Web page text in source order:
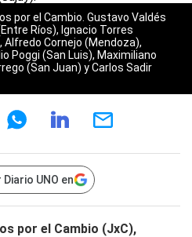
por el Cambio. Gustavo Valdés
Ríos), Ignacio Torres
Alfredo Cornejo (Mendoza),
Poggi (San Luis), Maximiliano
(San Juan) y Carlos Sadir
UNO en
por el Cambio (JxC),